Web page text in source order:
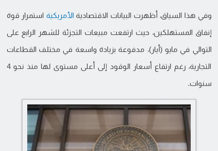
وفي هذا السياق، أظهرت البيانات الاقتصادية الأمريكية استمرار قوة
إنفاق المستهلكين، حيث ارتفعت مبيعات التجزئة للشهر الرابع على
التوالي في مايو (أيار)، مدفوعة بزيادة واسعة في مختلف القطاعات
التجارية، رغم ارتفاع أسعار الوقود إلى أعلى مستوى لها منذ نحو 4
سنوات.